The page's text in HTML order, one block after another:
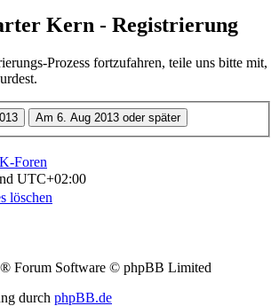
Kern - Registrierung
Prozess fortzufahren, teile uns bitte mit,
Foren
UTC+02:00
löschen
® Forum Software © phpBB Limited
durch phpBB.de